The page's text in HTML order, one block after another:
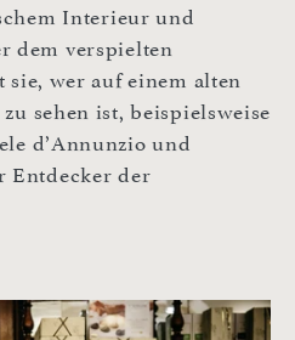
Interieur und
dem verspielten
sie, wer auf einem alten
sehen ist, beispielsweise
d’Annunzio und
Entdecker der